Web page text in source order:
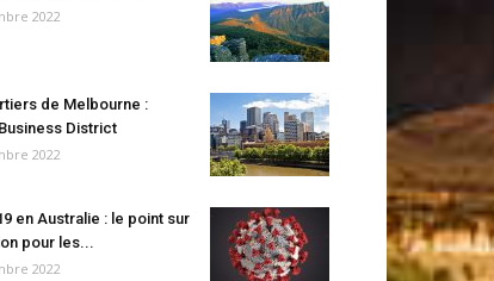
2022
de Melbourne :
District
2022
en Australie : le point sur
pour les...
2022